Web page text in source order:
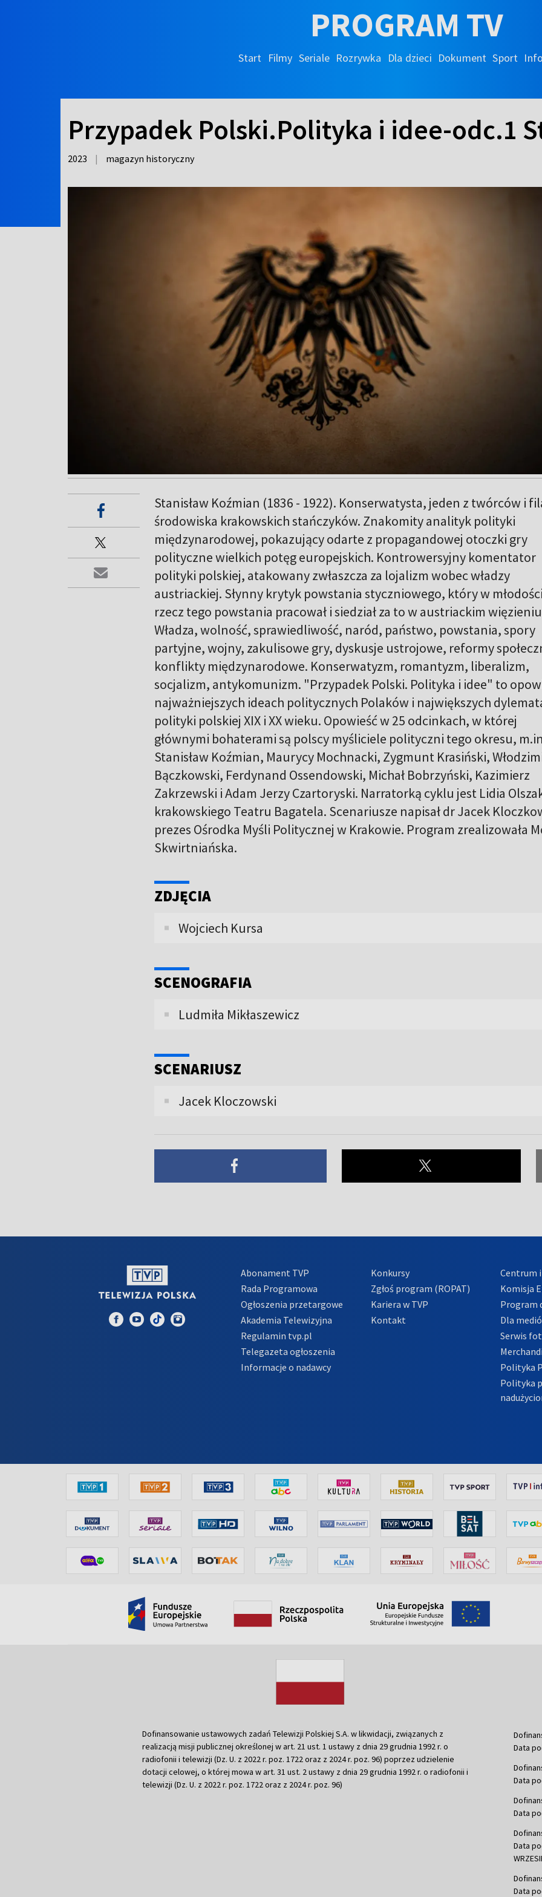
PROGRAM TV
Start Filmy Seriale Rozrywka Dla dzieci Dokument Sport
Przypadek Polski.Polityka i idee-odc.1
2023 | magazyn historyczny
Stanisław Koźmian (1836 - 1922). Konserwatysta, jeden z twórców i
środowiska krakowskich stańczyków. Znakomity analityk polityki
międzynarodowej, pokazujący odarte z propagandowej otoczki gry
polityczne wielkich potęg europejskich. Kontrowersyjny komentator
polityki polskiej, atakowany zwłaszcza za lojalizm wobec władzy
austriackiej. Słynny krytyk powstania styczniowego, który w
rzecz tego powstania pracował i siedział za to w austriackim
Władza, wolność, sprawiedliwość, naród, państwo, powstania, spory
partyjne, wojny, zakulisowe gry, dyskusje ustrojowe, reformy
konflikty międzynarodowe. Konserwatyzm, romantyzm, liberalizm,
socjalizm, antykomunizm. "Przypadek Polski. Polityka i idee" to
najważniejszych ideach politycznych Polaków i największych
polityki polskiej XIX i XX wieku. Opowieść w 25 odcinkach, w której
głównymi bohaterami są polscy myśliciele polityczni tego okresu,
Stanisław Koźmian, Maurycy Mochnacki, Zygmunt Krasiński,
Bączkowski, Ferdynand Ossendowski, Michał Bobrzyński, Kazimierz
Zakrzewski i Adam Jerzy Czartoryski. Narratorką cyklu jest Lidia
krakowskiego Teatru Bagatela. Scenariusze napisał dr Jacek
prezes Ośrodka Myśli Politycznej w Krakowie. Program zrealizowała
Skwirtniańska.
ZDJĘCIA
Wojciech Kursa
SCENOGRAFIA
Ludmiła Mikłaszewicz
SCENARIUSZ
Jacek Kloczowski
Abonament TVP
Rada Programowa
Ogłoszenia przetargowe
Akademia Telewizyjna
Regulamin tvp.pl
Telegazeta ogłoszenia
Informacje o nadawcy
Konkursy
Zgłoś program (ROPAT)
Kariera w TVP
Kontakt
Centrum
Komisja
Program
Dla
Serwis
Polityka
Polityka
Dofinansowanie ustawowych zadań Telewizji Polskiej S.A. w likwidacji, związanych z
realizacją misji publicznej określonej w art. 21 ust. 1 ustawy z dnia 29 grudnia 1992 r. o
radiofonii i telewizji (Dz. U. z 2022 r. poz. 1722 oraz z 2024 r. poz. 96) poprzez udzielenie
dotacji celowej, o której mowa w art. 31 ust. 2 ustawy z dnia 29 grudnia 1992 r. o radiofonii i
telewizji (Dz. U. z 2022 r. poz. 1722 oraz z 2024 r. poz. 96)
Data
Data
Data
Data
Data